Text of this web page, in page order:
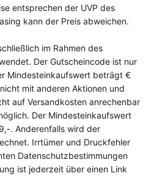
entsprechen der UVP des
kann der Preis abweichen.
im Rahmen des
Der Gutscheincode ist nur
Mindesteinkaufswert beträgt €
mit anderen Aktionen und
auf Versandkosten anrechenbar
Der Mindesteinkaufswert
. Anderenfalls wird der
Irrtümer und Druckfehler
Datenschutzbestimmungen
ist jederzeit über einen Link